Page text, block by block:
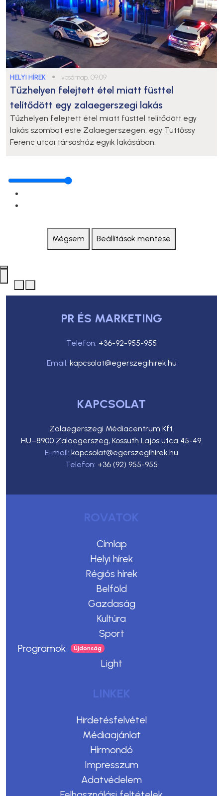
HELYI HÍREK ● vasárnap, 09:09
Tűzhelyen felejtett étel miatt füsttel
telítődött egy zalaegerszegi lakás
Tűzhelyen felejtett étel miatt füsttel telítődött egy
lakás szombat este Zalaegerszegen, egy Tüttőssy
Ferenc utcai társasház egyik lakásában.
Mégsem Beállítások mentése
PR ÉS MARKETING
Telefon: +36-92-955-955
Email: kapcsolat@egerszegihirek.hu
KAPCSOLAT
Zalaegerszegi Médiacentrum Kft.
HU–8900 Zalaegerszeg, Kossuth Lajos utca 45-49.
E-mail: kapcsolat@egerszegihirek.hu
Telefon: +36 (92) 955-955
ROVATOK
Címlap
Helyi hírek
Régiós hírek
Belföld
Gazdaság
Kultúra
Sport
Programok
Light
LINKEK
Hirdetésfelvétel
Médiaajánlat
Hírmondó
Impresszum
Adatvédelem